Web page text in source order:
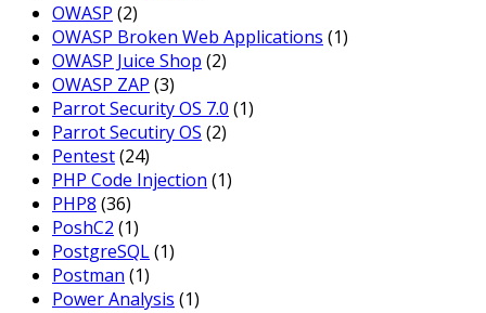
OWASP (2)
OWASP Broken Web Applications (1)
OWASP Juice Shop (2)
OWASP ZAP (3)
Parrot Security OS 7.0 (1)
Parrot Secutiry OS (2)
Pentest(24)
PHP Code Injection (1)
PHP8 (36)
PoshC2 (1)
PostgreSQL(1)
Postman (1)
Power Analysis (1)